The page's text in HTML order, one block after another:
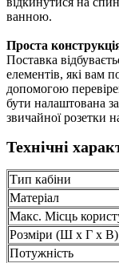
ванною.
Проста
Поставка
елементів, які вам
допомогою
бути налаштована
звичайної розетки
Технічні
Тип кабіни
Матеріал
Макс. Місць
Розміри (Ш x Г x В)
Потужність